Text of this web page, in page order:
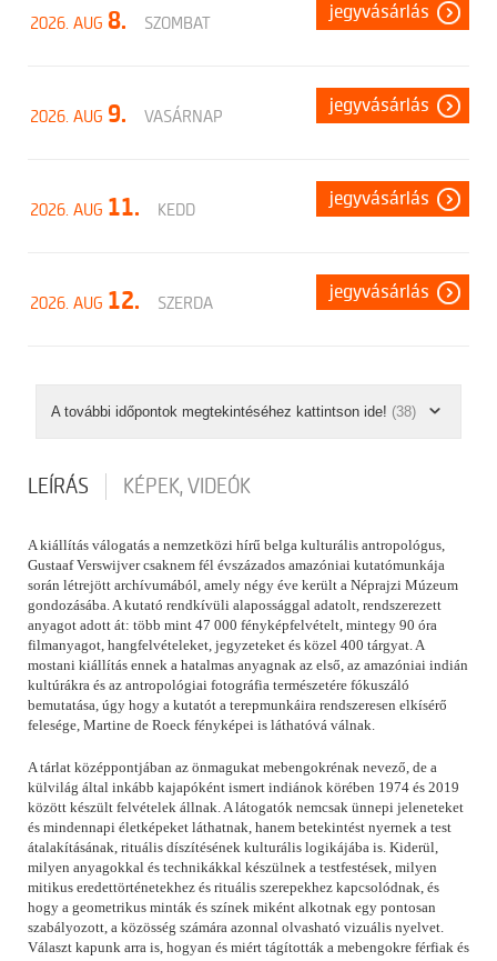
2026. AUG 8. SZOMBAT
jegyvásárlás
2026. AUG 9. VASÁRNAP
jegyvásárlás
2026. AUG 11. KEDD
jegyvásárlás
2026. AUG 12. SZERDA
jegyvásárlás
A további időpontok megtekintéséhez kattintson ide! (38)
LEÍRÁS KÉPEK, VIDEÓK
A kiállítás válogatás a nemzetközi hírű belga kulturális antropológus,
Gustaaf Verswijver csaknem fél évszázados amazóniai kutatómunkája
során létrejött archívumából, amely négy éve került a Néprajzi Múzeum
gondozásába. A kutató rendkívüli alapossággal adatolt, rendszerezett
anyagot adott át: több mint 47 000 fényképfelvételt, mintegy 90 óra
filmanyagot, hangfelvételeket, jegyzeteket és közel 400 tárgyat. A
mostani kiállítás ennek a hatalmas anyagnak az első, az amazóniai indián
kultúrákra és az antropológiai fotográfia természetére fókuszáló
bemutatása, úgy hogy a kutatót a terepmunkáira rendszeresen elkísérő
felesége, Martine de Roeck fényképei is láthatóvá válnak.
A tárlat középpontjában az önmagukat mebengokrénak nevező, de a
külvilág által inkább kajapóként ismert indiánok körében 1974 és 2019
között készült felvételek állnak. A látogatók nemcsak ünnepi jeleneteket
és mindennapi életképeket láthatnak, hanem betekintést nyernek a test
átalakításának, rituális díszítésének kulturális logikájába is. Kiderül,
milyen anyagokkal és technikákkal készülnek a testfestések, milyen
mitikus eredettörténetekhez és rituális szerepekhez kapcsolódnak, és
hogy a geometrikus minták és színek miként alkotnak egy pontosan
szabályozott, a közösség számára azonnal olvasható vizuális nyelvet.
Választ kapunk arra is, hogyan és miért tágították a mebengokre férfiak és